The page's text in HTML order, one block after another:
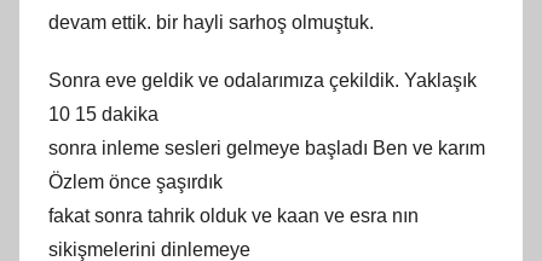
devam ettik. bir hayli sarhoş olmuştuk.
Sonra eve geldik ve odalarımıza çekildik. Yaklaşık
10 15 dakika
sonra inleme sesleri gelmeye başladı Ben ve karım
Özlem önce şaşırdık
fakat sonra tahrik olduk ve kaan ve esra nın
sikişmelerini dinlemeye